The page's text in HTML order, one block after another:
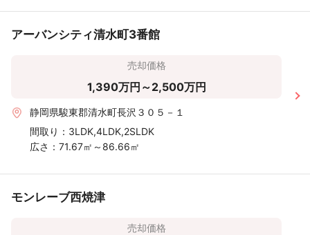
アーバンシティ清水町3番館
売却価格
1,390万円～2,500万円
静岡県駿東郡清水町長沢３０５－１
間取り： 3LDK,4LDK,2SLDK
広さ： 71.67㎡～86.66㎡
モンレーブ西焼津
売却価格